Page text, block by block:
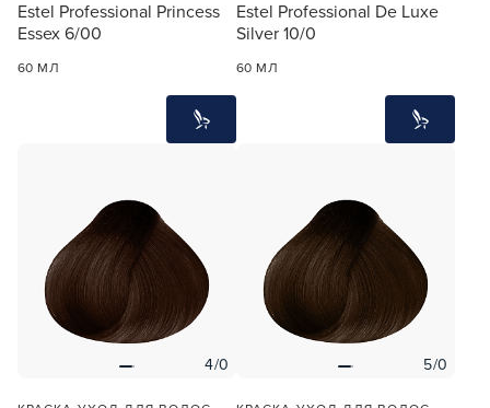
Estel Professional Princess
Essex 6/00
60 МЛ
Estel Professional De Luxe
Silver 10/0
60 МЛ
4/0 5/0